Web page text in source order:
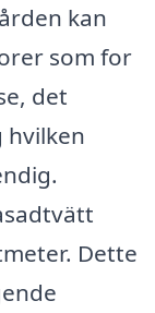
kan
som for
det
hvilken
Dette